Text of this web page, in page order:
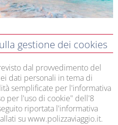
gestione dei cookies
dal provvedimento del
dati personali in tema di
semplificate per l'informativa
per l'uso di cookie" dell'8
riportata l'informativa
su www.polizzaviaggio.it.